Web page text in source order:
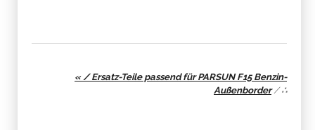
« / Ersatz-Teile passend für PARSUN F15 Benzin-
Außenborder/∴